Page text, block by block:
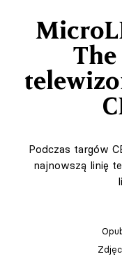
Podczas targów
najnowszą linię